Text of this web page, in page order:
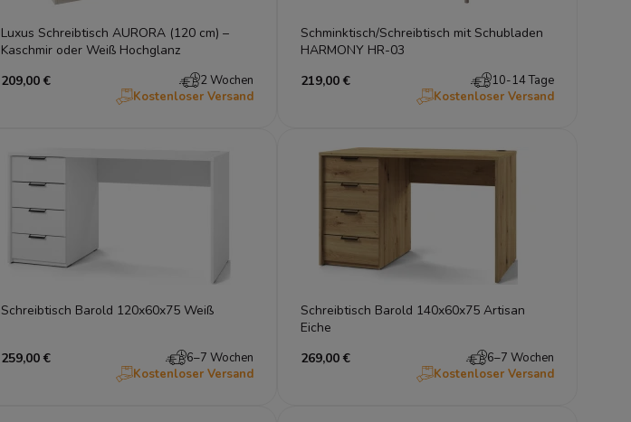
Luxus Schreibtisch AURORA (120 cm) –
Kaschmir oder Weiß Hochglanz
209,00 €
2 Wochen
Kostenloser Versand
Schminktisch/Schreibtisch mit Schubladen
HARMONY HR-03
219,00 €
10-14 Tage
Kostenloser Versand
Schreibtisch Barold 120x60x75 Weiß
259,00 €
6–7 Wochen
Kostenloser Versand
Schreibtisch Barold 140x60x75 Artisan
Eiche
269,00 €
6–7 Wochen
Kostenloser Versand